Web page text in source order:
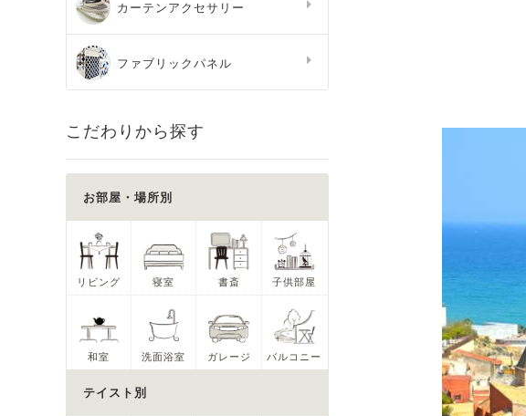
カーテンアクセサリー
ファブリックパネル
こだわりから探す
お部屋・場所別
リビング 寝室 書斎 子供部屋
和室 洗面浴室 ガレージ バルコニー
テイスト別